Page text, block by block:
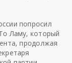
попросил
Ламу, который
продолжая